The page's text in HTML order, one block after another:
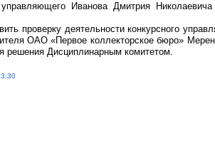
Иванова Дмитрия
проверку деятельности конкурсного
ОАО «Первое коллекторское бюро»
решения Дисциплинарным комитетом.